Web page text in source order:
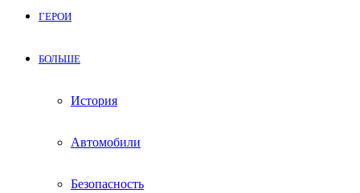
ГЕРОИ
БОЛЬШЕ
История
Автомобили
Безопасность